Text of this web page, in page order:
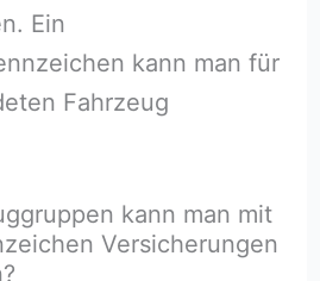
Ein
kann man für
Fahrzeug
kann man mit
Versicherungen